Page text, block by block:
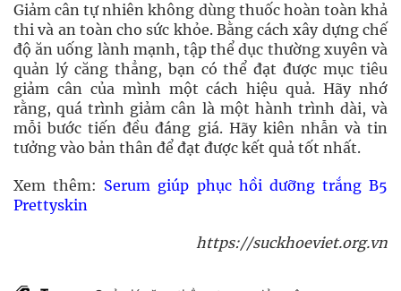
Giảm cân tự nhiên không dùng thuốc hoàn toàn khả
thi và an toàn cho sức khỏe. Bằng cách xây dựng chế
độ ăn uống lành mạnh, tập thể dục thường xuyên và
quản lý căng thẳng, bạn có thể đạt được mục tiêu
giảm cân của mình một cách hiệu quả. Hãy nhớ
rằng, quá trình giảm cân là một hành trình dài, và
mỗi bước tiến đều đáng giá. Hãy kiên nhẫn và tin
tưởng vào bản thân để đạt được kết quả tốt nhất.
Xem thêm: Serum giúp phục hồi dưỡng trắng B5
Prettyskin
https://suckhoeviet.org.vn